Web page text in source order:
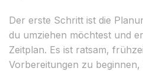
Der erste Schritt ist die
du umziehen möchtest und
Zeitplan. Es ist ratsam,
Vorbereitungen zu